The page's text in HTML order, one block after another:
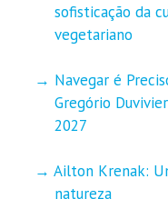
sofisticação da
vegetariano
Navegar é
Gregório
2027
Ailton Krenak:
natureza